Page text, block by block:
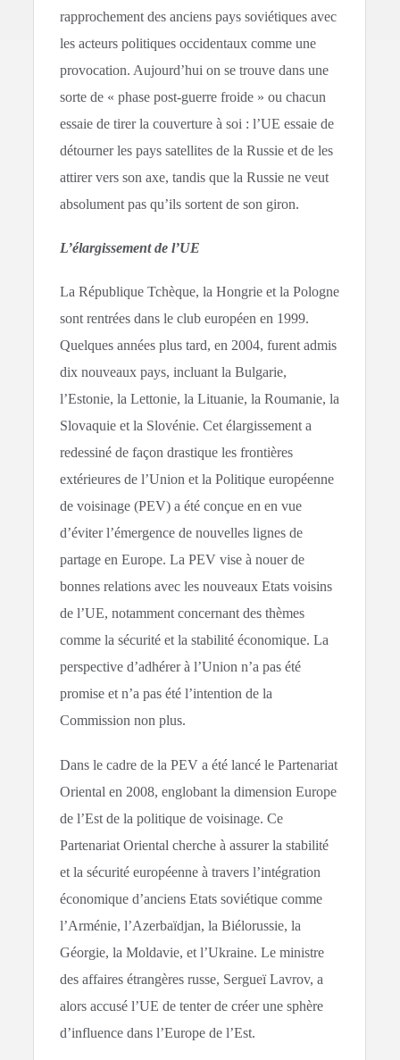
rapprochement des anciens pays soviétiques avec
les acteurs politiques occidentaux comme une
provocation. Aujourd’hui on se trouve dans une
sorte de « phase post-guerre froide » ou chacun
essaie de tirer la couverture à soi : l’UE essaie de
détourner les pays satellites de la Russie et de les
attirer vers son axe, tandis que la Russie ne veut
absolument pas qu’ils sortent de son giron.
L’élargissement de l’UE
La République Tchèque, la Hongrie et la Pologne
sont rentrées dans le club européen en 1999.
Quelques années plus tard, en 2004, furent admis
dix nouveaux pays, incluant la Bulgarie,
l’Estonie, la Lettonie, la Lituanie, la Roumanie, la
Slovaquie et la Slovénie. Cet élargissement a
redessiné de façon drastique les frontières
extérieures de l’Union et la Politique européenne
de voisinage (PEV) a été conçue en en vue
d’éviter l’émergence de nouvelles lignes de
partage en Europe. La PEV vise à nouer de
bonnes relations avec les nouveaux Etats voisins
de l’UE, notamment concernant des thèmes
comme la sécurité et la stabilité économique. La
perspective d’adhérer à l’Union n’a pas été
promise et n’a pas été l’intention de la
Commission non plus.
Dans le cadre de la PEV a été lancé le Partenariat
Oriental en 2008, englobant la dimension Europe
de l’Est de la politique de voisinage. Ce
Partenariat Oriental cherche à assurer la stabilité
et la sécurité européenne à travers l’intégration
économique d’anciens Etats soviétique comme
l’Arménie, l’Azerbaïdjan, la Biélorussie, la
Géorgie, la Moldavie, et l’Ukraine. Le ministre
des affaires étrangères russe, Sergueï Lavrov, a
alors accusé l’UE de tenter de créer une sphère
d’influence dans l’Europe de l’Est.